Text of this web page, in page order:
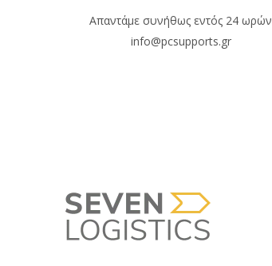
Απαντάμε συνήθως εντός 24 ωρών
info@pcsupports.gr